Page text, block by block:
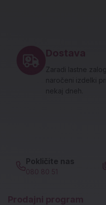
Dostava
Zaradi lastne
naročeni izdelki
nekaj dneh.
Pokličite nas
080 80 51
Prodajni program